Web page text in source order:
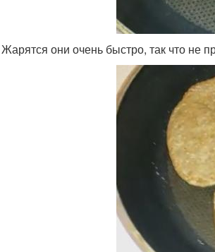
они очень быстро, так что не